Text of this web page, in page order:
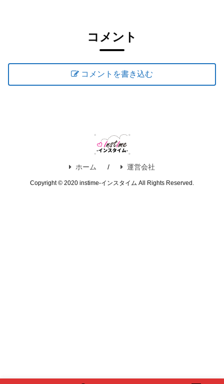
コメント
コメントを書き込む
ホーム 運営会社
Copyright © 2020 instime-インスタイム All Rights Reserved.